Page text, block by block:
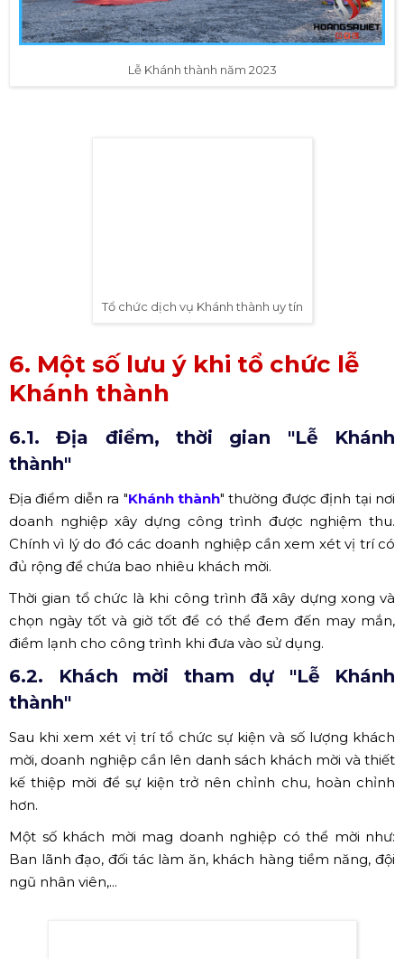
Lễ Khánh thành năm 2023
Tổ chức dịch vụ Khánh thành uy tín
6. Một số lưu ý khi tổ chức lễ
Khánh thành
6.1. Địa điểm, thời gian "Lễ Khánh
thành"
Địa điểm diễn ra "Khánh thành" thường được định tại nơi
doanh nghiệp xây dựng công trình được nghiệm thu.
Chính vì lý do đó các doanh nghiệp cần xem xét vị trí có
đủ rộng để chứa bao nhiêu khách mời.
Thời gian tổ chức là khi công trình đã xây dựng xong và
chọn ngày tốt và giờ tốt để có thể đem đến may mắn,
điềm lạnh cho công trình khi đưa vào sử dụng.
6.2. Khách mời tham dự "Lễ Khánh
thành"
Sau khi xem xét vị trí tổ chức sự kiện và số lượng khách
mời, doanh nghiệp cần lên danh sách khách mời và thiết
kế thiệp mời để sự kiện trở nên chỉnh chu, hoàn chỉnh
hơn.
Một số khách mời mag doanh nghiệp có thể mời như:
Ban lãnh đạo, đối tác làm ăn, khách hàng tiềm năng, đội
ngũ nhân viên,...